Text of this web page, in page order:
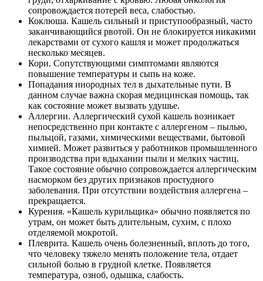
сопровождается потерей веса, слабостью.
Коклюша. Кашель сильный и приступообразный, часто
заканчивающийся рвотой. Он не блокируется никакими
лекарствами от сухого кашля и может продолжаться
несколько месяцев.
Кори. Сопутствующими симптомами являются
повышение температуры и сыпь на коже.
Попадания инородных тел в дыхательные пути. В
данном случае важна скорая медицинская помощь, так
как состояние может вызвать удушье.
Аллергии. Аллергический сухой кашель возникает
непосредственно при контакте с аллергеном – пылью,
пыльцой, газами, химическими веществами, бытовой
химией. Может развиться у работников промышленного
производства при вдыхании пыли и мелких частиц.
Такое состояние обычно сопровождается аллергическим
насморком без других признаков простудного
заболевания. При отсутствии воздействия аллергена –
прекращается.
Курения. «Кашель курильщика» обычно появляется по
утрам, он может быть длительным, сухим, с плохо
отделяемой мокротой.
Плеврита. Кашель очень болезненный, вплоть до того,
что человеку тяжело менять положение тела, отдает
сильной болью в грудной клетке. Появляется
температура, озноб, одышка, слабость.